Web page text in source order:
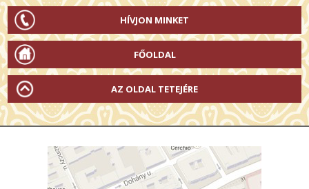
HÍVJON MINKET
FŐOLDAL
AZ OLDAL TETEJÉRE